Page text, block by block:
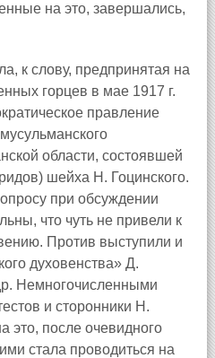
на это, завершались,
к слову, предпринятая на
горцев в мае 1917 г.
правление
области, состоявшей
шейха Н. Гоцинского.
при обсуждении
что чуть не привели к
Против выступили и
духовенства» Д.
Немногочисленными
и сторонники Н.
это, после очевидного
стала проводиться на